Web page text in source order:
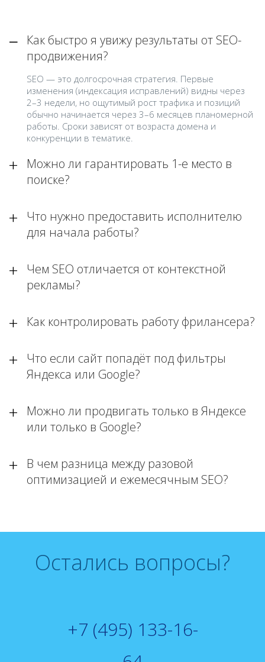
Как быстро я увижу результаты от SEO-
продвижения?
SEO — это долгосрочная стратегия. Первые
изменения (индексация исправлений) видны через
2–3 недели, но ощутимый рост трафика и позиций
обычно начинается через 3–6 месяцев планомерной
работы. Сроки зависят от возраста домена и
конкуренции в тематике.
Можно ли гарантировать 1-е место в
поиске?
Что нужно предоставить исполнителю
для начала работы?
Чем SEO отличается от контекстной
рекламы?
Как контролировать работу фрилансера?
Что если сайт попадёт под фильтры
Яндекса или Google?
Можно ли продвигать только в Яндексе
или только в Google?
В чем разница между разовой
оптимизацией и ежемесячным SEO?
Остались вопросы?
+7 (495) 133-16-